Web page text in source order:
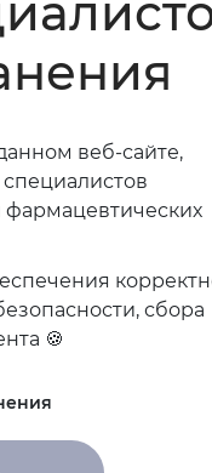
связь
и
веб-сайте,
сбора
🍪